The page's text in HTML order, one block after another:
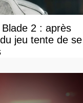
2 : après
jeu tente de se